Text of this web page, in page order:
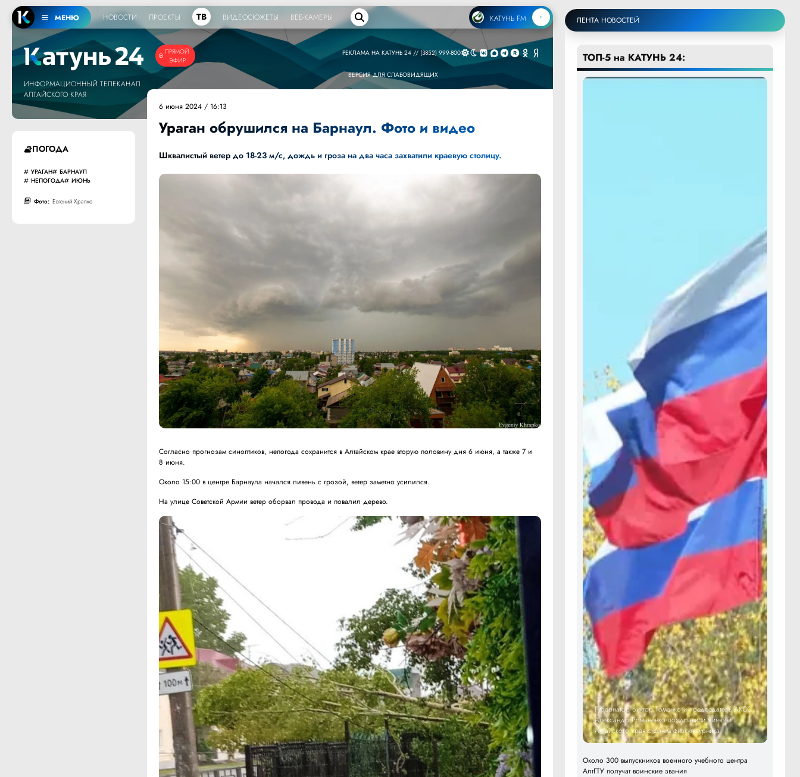
МЕНЮ НОВОСТИ ПРОЕКТЫ ТВ ВИДЕОСЮЖЕТЫ ВЕБ-КАМЕРЫ КАТУНЬ FM
ПРЯМОЙ
ЭФИР
ИНФОРМАЦИОННЫЙ ТЕЛЕКАНАЛ
АЛТАЙСКОГО КРАЯ
РЕКЛАМА НА КАТУНЬ 24 // (3852) 999-800
ВЕРСИЯ ДЛЯ СЛАБОВИДЯЩИХ
ПОГОДА
УРАГАН
БАРНАУЛ
НЕПОГОДА
ИЮНЬ
Фото: Евгений Храпко
6 июня 2024 / 16:13
Ураган обрушился на Барнаул. Фото и видео
Шквалистый ветер до 18-23 м/с, дождь и гроза на два часа захватили краевую столицу.
Согласно прогнозам синоптиков, непогода сохранится в Алтайском крае вторую половину дня 6 июня, а также 7 и
8 июня.
Около 15:00 в центре Барнаула начался ливень с грозой, ветер заметно усилился.
На улице Советской Армии ветер оборвал провода и повалил дерево.
ЛЕНТА НОВОСТЕЙ
ТОП-5 на КАТУНЬ 24:
Губернатор Виктор Томенко и председатель АКЗС
Александр Романенко поздравили жителей
Алтайского края с Днем физкультурника
Около 300 выпускников военного учебного центра
АлтГТУ получат воинские звания